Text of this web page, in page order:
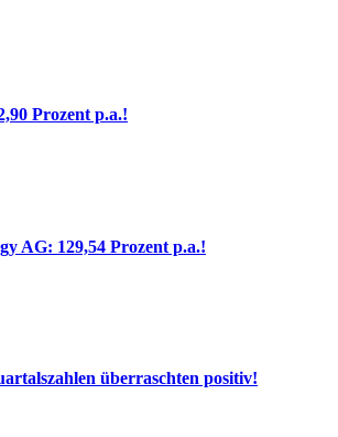
Prozent p.a.!
AG: 129,54 Prozent p.a.!
überraschten positiv!